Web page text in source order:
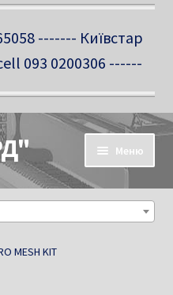
------- Київстар
093 0200306 ------
Меню
MESH KIT